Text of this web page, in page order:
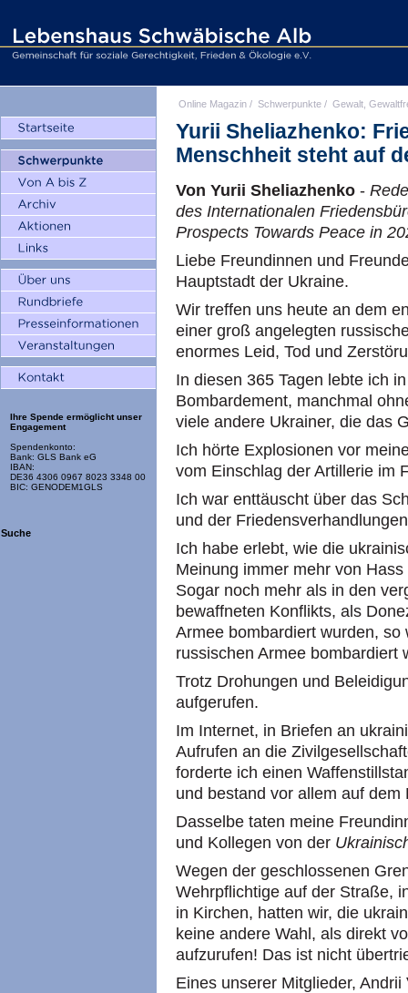
Ihre Spende ermöglicht unser
Engagement
Spendenkonto:
Bank: GLS Bank eG
IBAN:
DE36 4306 0967 8023 3348 00
BIC: GENODEM1GLS
Suche
Online Magazin / Schwerpunkte / Gewalt,
Yurii Sheliazhenko:
Menschheit steht auf
Von Yurii Sheliazhenko -
des Internationalen
Prospects Towards Peace in
Liebe Freundinnen und
Hauptstadt der Ukraine.
Wir treffen uns heute an dem
einer groß angelegten
enormes Leid, Tod und
In diesen 365 Tagen lebte ich
Bombardement, manchmal
viele andere Ukrainer, die das
Ich hörte Explosionen vor
vom Einschlag der Artillerie im
Ich war enttäuscht über das
und der
Ich habe erlebt, wie die
Meinung immer mehr von
Sogar noch mehr als in den
bewaffneten Konflikts, als
Armee bombardiert wurden,
russischen Armee bombardiert
Trotz Drohungen und
aufgerufen.
Im Internet, in Briefen an
Aufrufen an die
forderte ich einen
und bestand vor allem auf
Dasselbe taten meine
und Kollegen von der
Wegen der geschlossenen
Wehrpflichtige auf der Straße,
in Kirchen, hatten wir, die
keine andere Wahl, als direkt
aufzurufen! Das ist nicht
Eines unserer Mitglieder,